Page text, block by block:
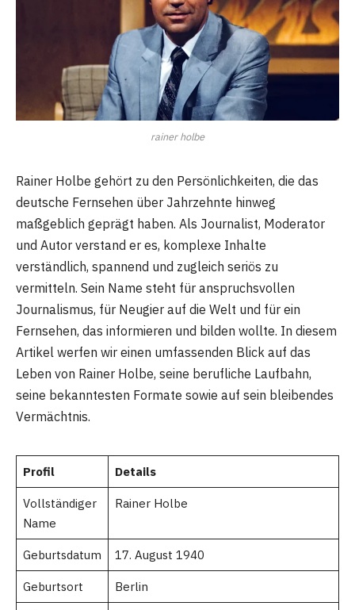
rainer holbe
Rainer Holbe gehört zu den Persönlichkeiten, die das
deutsche Fernsehen über Jahrzehnte hinweg
maßgeblich geprägt haben. Als Journalist, Moderator
und Autor verstand er es, komplexe Inhalte
verständlich, spannend und zugleich seriös zu
vermitteln. Sein Name steht für anspruchsvollen
Journalismus, für Neugier auf die Welt und für ein
Fernsehen, das informieren und bilden wollte. In diesem
Artikel werfen wir einen umfassenden Blick auf das
Leben von Rainer Holbe, seine berufliche Laufbahn,
seine bekanntesten Formate sowie auf sein bleibendes
Vermächtnis.
Profil Details
Vollständiger
Name
Rainer Holbe
Geburtsdatum 17. August 1940
Geburtsort Berlin